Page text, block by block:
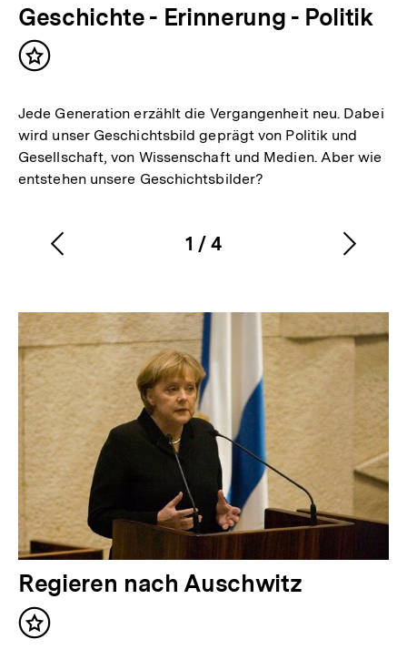
Geschichte - Erinnerung - Politik
Inhalt
Jede Generation erzählt die Vergangenheit neu. Dabei
wird unser Geschichtsbild geprägt von Politik und
Gesellschaft, von Wissenschaft und Medien. Aber wie
entstehen unsere Geschichtsbilder?
Karussellinhalt
1
von
/4
Vorherigen
anzeigen
Regieren nach Auschwitz
Inhalt